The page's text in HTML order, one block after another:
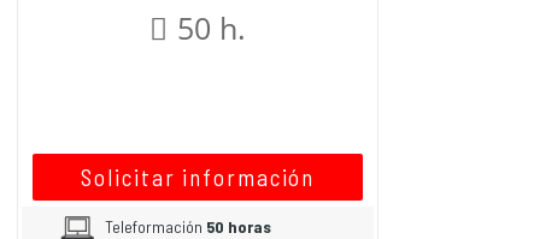
50 h.
Solicitar información
Teleformación 50 horas